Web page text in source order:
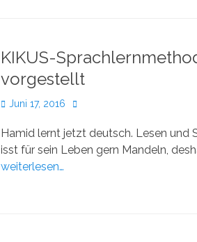
KIKUS-
vorgestellt
Veröffentlicht
Juni 17, 2016 Autor
Hamid lernt jetzt deutsch. Lesen und
isst für sein Leben gern Mandeln,
weiterlesen…